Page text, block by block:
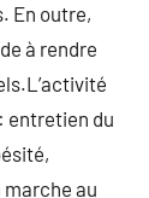
En outre,
à rendre
entretien du
au